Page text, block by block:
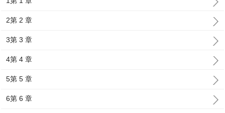
2第 2 章
3第 3 章
4第 4 章
5第 5 章
6第 6 章